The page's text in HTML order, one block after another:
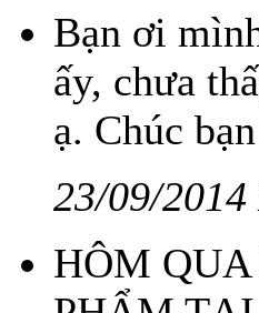
Bạn ơi
ấy, chưa
ạ. Chúc
23/09/
HÔM